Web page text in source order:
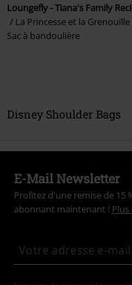
Loungefly - Tiana's Family
La Princesse et la Grenouille
Sac à bandoulière
Disney Shoulder Bags
E-Mail Newsletter
Profitez d'une remise de 15
abonnant maintenant !